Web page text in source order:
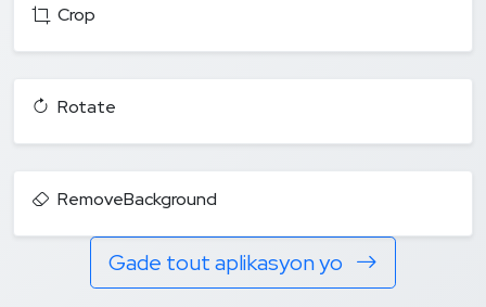
Crop
Rotate
RemoveBackground
Gade tout aplikasyon yo